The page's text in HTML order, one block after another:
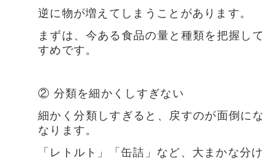
逆に物が増えてしまうことがあります。
まずは、今ある食品の量と種類を把握し
すめです。
② 分類を細かくしすぎない
細かく分類しすぎると、戻すのが面倒に
なります。
「レトルト」「缶詰」など、大まかな分